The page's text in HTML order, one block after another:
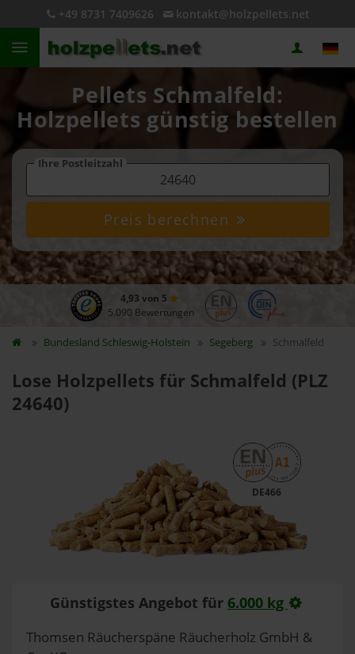
+49 8731 7409626 kontakt@holzpellets.net
Pellets Schmalfeld:
Holzpellets günstig bestellen
Ihre Postleitzahl
Preis berechnen
4,93 von 5
5.090 Bewertungen
Bundesland Schleswig-Holstein Segeberg Schmalfeld
Lose Holzpellets für Schmalfeld (PLZ
24640)
DE466
Günstigstes Angebot für 6.000 kg
Thomsen Räucherspäne Räucherholz GmbH &